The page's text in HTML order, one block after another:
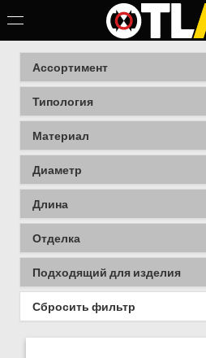
Ассортимент
Типология
Материал
Диаметр
Длина
Отделка
Подходящий для изделия
Сбросить фильтр